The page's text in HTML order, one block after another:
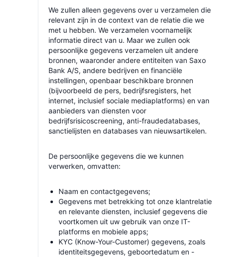
We zullen alleen gegevens over u verzamelen die
relevant zijn in de context van de relatie die we
met u hebben. We verzamelen voornamelijk
informatie direct van u. Maar we zullen ook
persoonlijke gegevens verzamelen uit andere
bronnen, waaronder andere entiteiten van Saxo
Bank A/S, andere bedrijven en financiële
instellingen, openbaar beschikbare bronnen
(bijvoorbeeld de pers, bedrijfsregisters, het
internet, inclusief sociale mediaplatforms) en van
aanbieders van diensten voor
bedrijfsrisicoscreening, anti-fraudedatabases,
sanctielijsten en databases van nieuwsartikelen.
De persoonlijke gegevens die we kunnen
verwerken, omvatten:
Naam en contactgegevens;
Gegevens met betrekking tot onze klantrelatie
en relevante diensten, inclusief gegevens die
voortkomen uit uw gebruik van onze IT-
platforms en mobiele apps;
KYC (Know-Your-Customer) gegevens, zoals
identiteitsgegevens, geboortedatum en -